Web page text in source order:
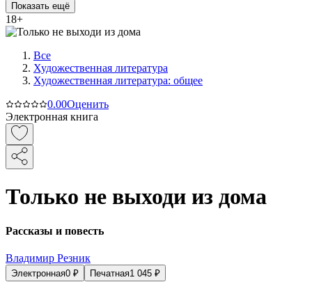
Показать ещё
18+
Все
Художественная литература
Художественная литература: общее
0.00Оценить
Электронная книга
Только не выходи из дома
Рассказы и повесть
Владимир Резник
Электронная0 ₽ Печатная1 045 ₽